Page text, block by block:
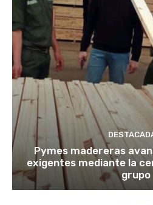
Pymes madereras
exigentes mediante la
grupo